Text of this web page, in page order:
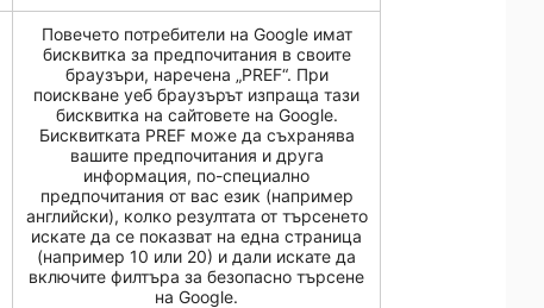
Повечето потребители на Google имат
бисквитка за предпочитания в своите
браузъри, наречена „PREF“. При
поискване уеб браузърът изпраща тази
бисквитка на сайтовете на Google.
Бисквитката PREF може да съхранява
вашите предпочитания и друга
информация, по-специално
предпочитания от вас език (например
английски), колко резултата от търсенето
искате да се показват на една страница
(например 10 или 20) и дали искате да
включите филтъра за безопасно търсене
на Google.